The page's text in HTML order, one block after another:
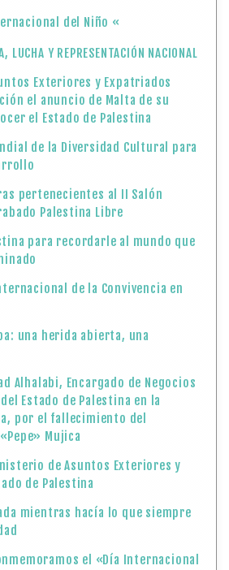
del Niño «
LUCHA Y REPRESENTACIÓN NACIONAL
Exteriores y Expatriados
el anuncio de Malta de su
el Estado de Palestina
de la Diversidad Cultural para
pertenecientes al II Salón
Palestina Libre
para recordarle al mundo que
de la Convivencia en
una herida abierta, una
Alhalabi, Encargado de Negocios
Estado de Palestina en la
por el fallecimiento del
Mujica
de Asuntos Exteriores y
de Palestina
mientras hacía lo que siempre
el «Día Internacional